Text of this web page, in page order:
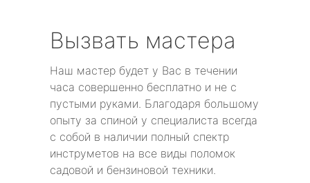
Вызвать мастера
Наш мастер будет у Вас в течении
часа совершенно бесплатно и не с
пустыми руками. Благодаря большому
опыту за спиной у специалиста всегда
с собой в наличии полный спектр
инструметов на все виды поломок
садовой и бензиновой техники.